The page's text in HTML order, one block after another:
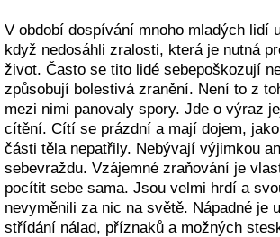
V období dospívání mnoho mladých lidí
když nedosáhli zralosti, která je nutná
život. Často se tito lidé sebepoškozují
způsobují bolestivá zranění. Není to z
mezi nimi panovaly spory. Jde o výraz
cítění. Cítí se prázdní a mají dojem,
části těla nepatřily. Nebývají výjimkou
sebevraždu. Vzájemné zraňování je
pocítit sebe sama. Jsou velmi hrdí a
nevyměnili za nic na světě. Nápadné je
střídání nálad, příznaků a možných